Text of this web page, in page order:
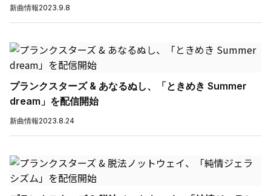
新曲情報2023.9.8
プランクスターズ & あなるぬし、「ときめき Summer
dream」を配信開始
新曲情報2023.8.24